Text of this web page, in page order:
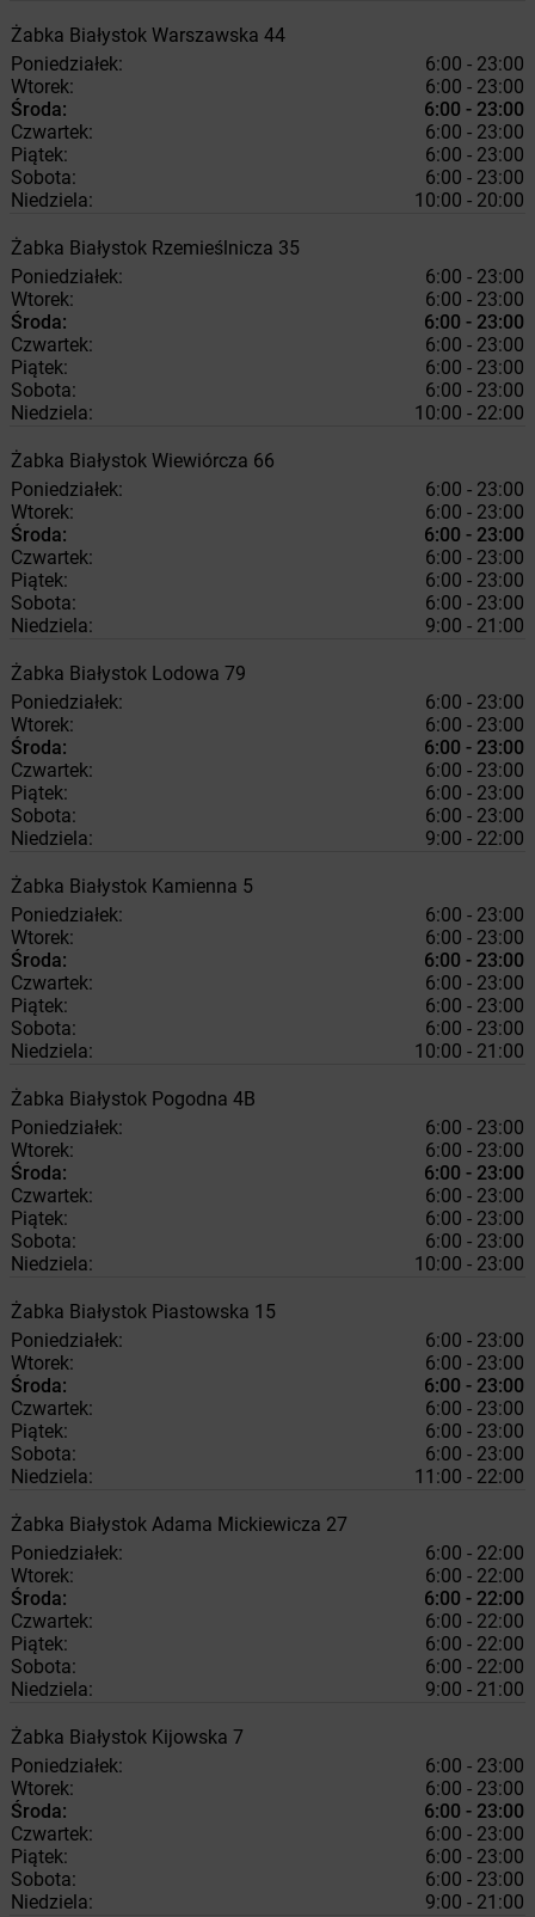
Żabka Białystok Warszawska 44
Poniedziałek:
6:00 - 23:00
Wtorek:
6:00 - 23:00
Środa:
6:00 - 23:00
Czwartek:
6:00 - 23:00
Piątek:
6:00 - 23:00
Sobota:
6:00 - 23:00
Niedziela:
10:00 - 20:00
Żabka Białystok Rzemieślnicza 35
Poniedziałek:
6:00 - 23:00
Wtorek:
6:00 - 23:00
Środa:
6:00 - 23:00
Czwartek:
6:00 - 23:00
Piątek:
6:00 - 23:00
Sobota:
6:00 - 23:00
Niedziela:
10:00 - 22:00
Żabka Białystok Wiewiórcza 66
Poniedziałek:
6:00 - 23:00
Wtorek:
6:00 - 23:00
Środa:
6:00 - 23:00
Czwartek:
6:00 - 23:00
Piątek:
6:00 - 23:00
Sobota:
6:00 - 23:00
Niedziela:
9:00 - 21:00
Żabka Białystok Lodowa 79
Poniedziałek:
6:00 - 23:00
Wtorek:
6:00 - 23:00
Środa:
6:00 - 23:00
Czwartek:
6:00 - 23:00
Piątek:
6:00 - 23:00
Sobota:
6:00 - 23:00
Niedziela:
9:00 - 22:00
Żabka Białystok Kamienna 5
Poniedziałek:
6:00 - 23:00
Wtorek:
6:00 - 23:00
Środa:
6:00 - 23:00
Czwartek:
6:00 - 23:00
Piątek:
6:00 - 23:00
Sobota:
6:00 - 23:00
Niedziela:
10:00 - 21:00
Żabka Białystok Pogodna 4B
Poniedziałek:
6:00 - 23:00
Wtorek:
6:00 - 23:00
Środa:
6:00 - 23:00
Czwartek:
6:00 - 23:00
Piątek:
6:00 - 23:00
Sobota:
6:00 - 23:00
Niedziela:
10:00 - 23:00
Żabka Białystok Piastowska 15
Poniedziałek:
6:00 - 23:00
Wtorek:
6:00 - 23:00
Środa:
6:00 - 23:00
Czwartek:
6:00 - 23:00
Piątek:
6:00 - 23:00
Sobota:
6:00 - 23:00
Niedziela:
11:00 - 22:00
Żabka Białystok Adama Mickiewicza 27
Poniedziałek:
6:00 - 22:00
Wtorek:
6:00 - 22:00
Środa:
6:00 - 22:00
Czwartek:
6:00 - 22:00
Piątek:
6:00 - 22:00
Sobota:
6:00 - 22:00
Niedziela:
9:00 - 21:00
Żabka Białystok Kijowska 7
Poniedziałek:
6:00 - 23:00
Wtorek:
6:00 - 23:00
Środa:
6:00 - 23:00
Czwartek:
6:00 - 23:00
Piątek:
6:00 - 23:00
Sobota:
6:00 - 23:00
Niedziela:
9:00 - 21:00